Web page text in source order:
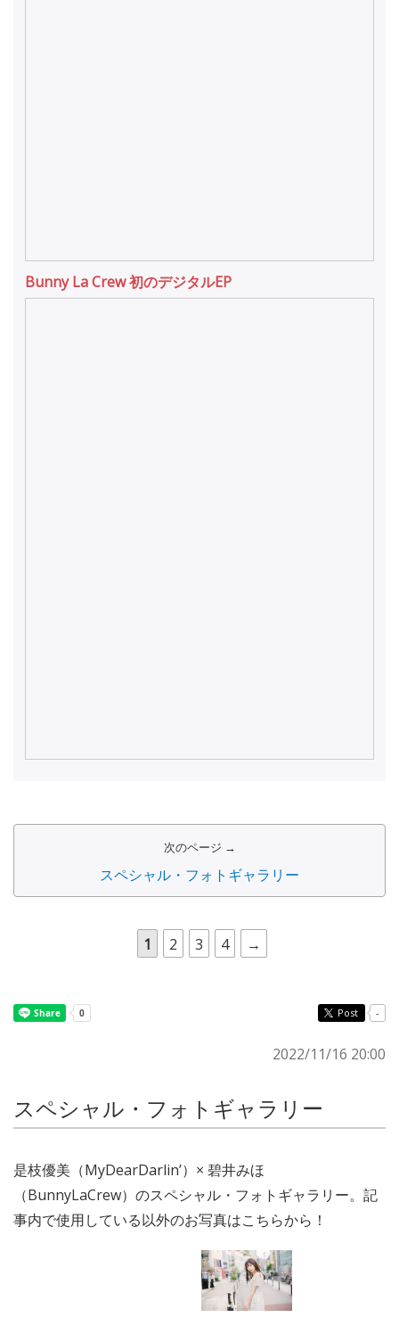
Bunny La Crew 初のデジタルEP
次のページ →
スペシャル・フォトギャラリー
1 2 3 4 →
Post -
2022/11/16 20:00
スペシャル・フォトギャラリー
是枝優美（MyDearDarlin’）× 碧井みほ
（BunnyLaCrew）のスペシャル・フォトギャラリー。記
事内で使用している以外のお写真はこちらから！